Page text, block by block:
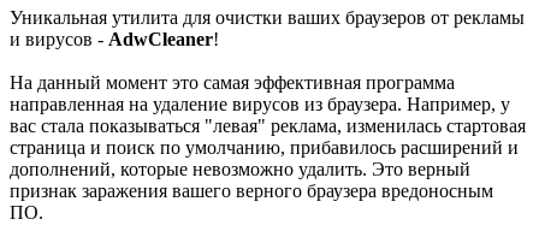
Уникальная утилита для очистки ваших браузеров от рекламы
и вирусов - AdwCleaner!
На данный момент это самая эффективная программа
направленная на удаление вирусов из браузера. Например, у
вас стала показываться "левая" реклама, изменилась стартовая
страница и поиск по умолчанию, прибавилось расширений и
дополнений, которые невозможно удалить. Это верный
признак заражения вашего верного браузера вредоносным
ПО.